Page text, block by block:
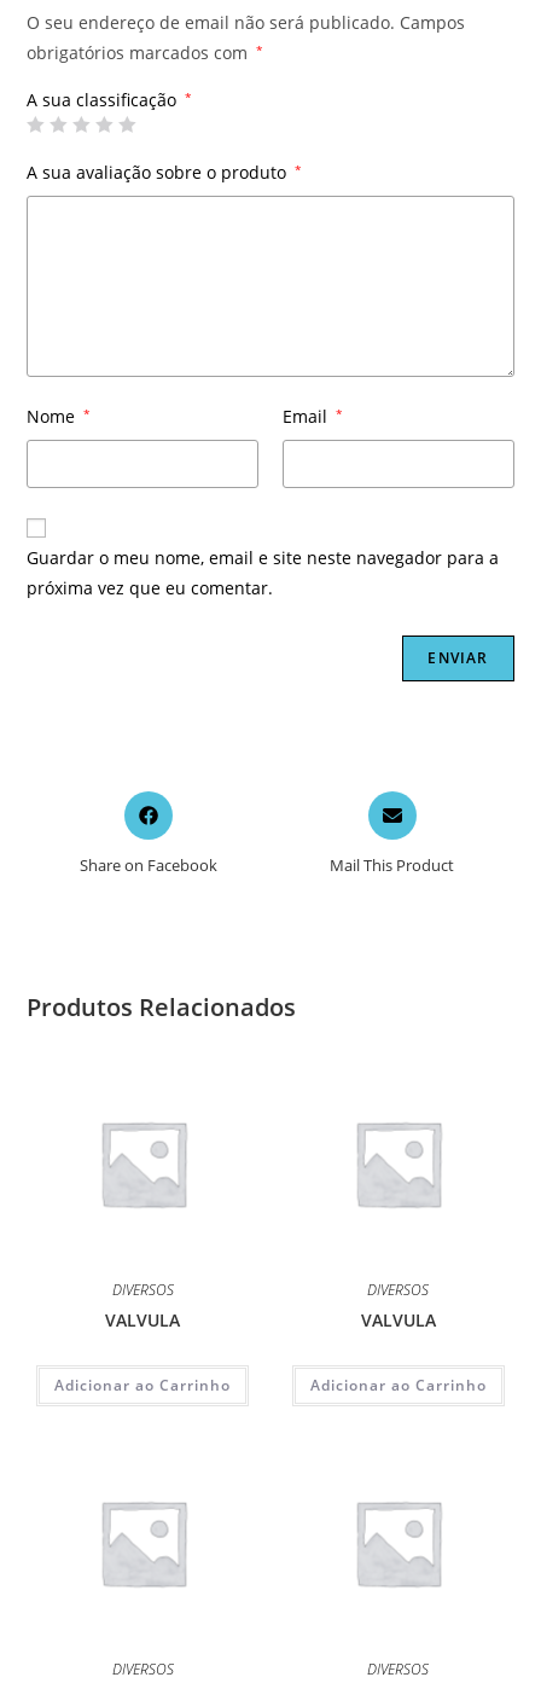
O seu endereço de email não será publicado. Campos
obrigatórios marcados com
*
A sua classificação *
A sua avaliação sobre o produto *
Nome * Email *
Guardar o meu nome, email e site neste navegador para a
próxima vez que eu comentar.
Opens
in
new
Share on Facebook
Opens
in
a
new
Mail This Product
Produtos Relacionados
DIVERSOS
VALVULA
Adicionar ao Carrinho
DIVERSOS
VALVULA
Adicionar ao Carrinho
DIVERSOS DIVERSOS